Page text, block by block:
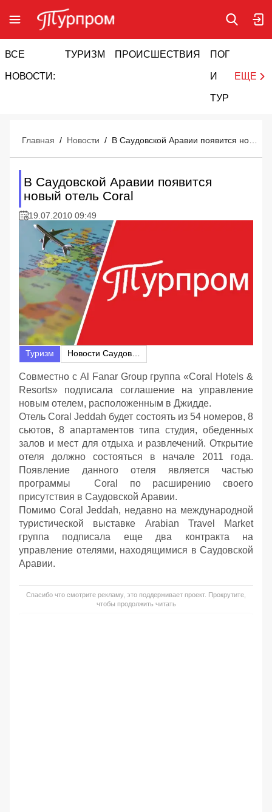
ВСЕ
НОВОСТИ:
ТУРИЗМ ПРОИСШЕСТВИЯ ПОГОДА
И
ТУРИЗМ
ЕЩЕ
Главная / Новости /
В Саудовской Аравии появится
новый отель Coral
19.07.2010 09:49
Туризм
Совместно с Al Fanar Group группа «Coral Hotels &
Resorts» подписала соглашение на управление
новым отелем, расположенным в Джидде.
Отель Coral Jeddah будет состоять из 54 номеров, 8
сьютов, 8 апартаментов типа студия, обеденных
залов и мест для отдыха и развлечений. Открытие
отеля должно состояться в начале 2011 года.
Появление данного отеля является частью
программы Coral по расширению своего
присутствия в Саудовской Аравии.
Помимо Coral Jeddah, недавно на международной
туристической выставке Arabian Travel Market
группа подписала еще два контракта на
управление отелями, находящимися в Саудовской
Аравии.
Спасибо что смотрите рекламу, это поддерживает проект. Прокрутите,
чтобы продолжить читать